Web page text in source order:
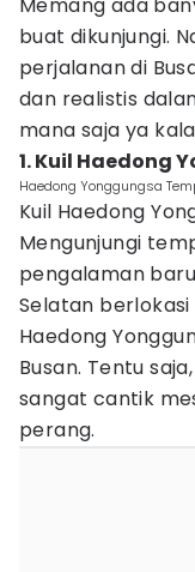
buat dikunjungi.
perjalanan di
dan realistis
mana saja ya
1. Kuil Haedong
Haedong Yonggungsa
Kuil Haedong
Mengunjungi
pengalaman
Selatan
Haedong
Busan. Tentu
sangat cantik
perang.